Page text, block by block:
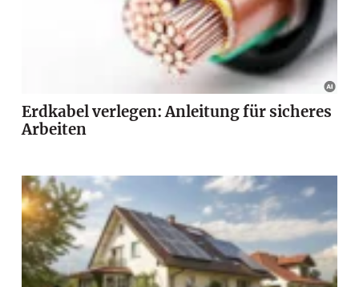
Erdkabel verlegen: Anleitung für sicheres
Arbeiten